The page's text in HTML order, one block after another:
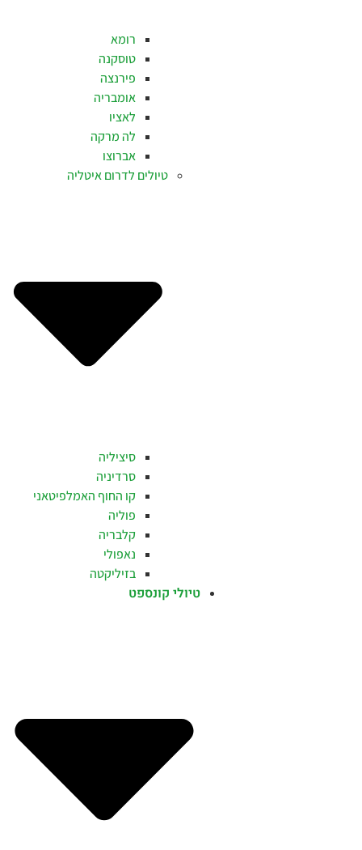
רומא
טוסקנה
פירנצה
אומבריה
לאציו
לה מרקה
אברוצו
טיולים לדרום איטליה
סיציליה
סרדיניה
קו החוף האמלפיטאני
פוליה
קלבריה
נאפולי
בזיליקטה
טיולי קונספט